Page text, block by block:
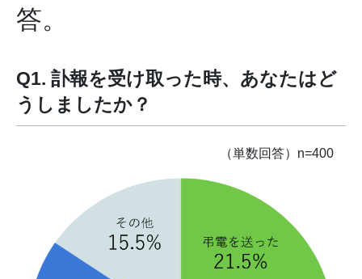
答。
Q1. 訃報を受け取った時、あなたはど
うしましたか？
（単数回答）n=400